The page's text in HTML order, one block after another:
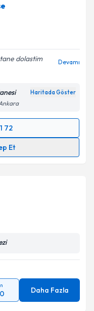
dolastim
Devamı
Haritada Göster
72
Et
bilgilendireceğiz.
ilişkinAydınlatma
ediyorum.
Daha Fazla